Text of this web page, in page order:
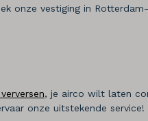
onze vestiging in Rotterdam-
, je airco wilt laten
onze uitstekende service!